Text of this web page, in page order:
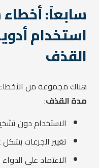
سابعاً:
استخدام
القذف
هناك مجموعة من
مدة القذف:
الاستخدام دون
تغيير الجرعات
الاعتماد على